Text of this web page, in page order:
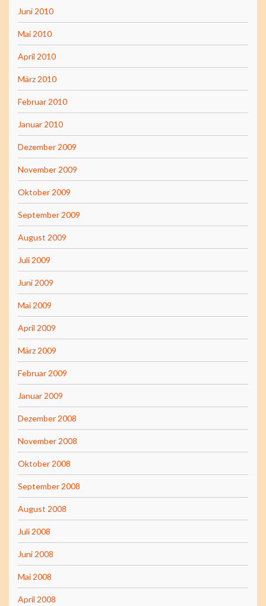
Juni 2010
Mai 2010
April 2010
März 2010
Februar 2010
Januar 2010
Dezember 2009
November 2009
Oktober 2009
September 2009
August 2009
Juli 2009
Juni 2009
Mai 2009
April 2009
März 2009
Februar 2009
Januar 2009
Dezember 2008
November 2008
Oktober 2008
September 2008
August 2008
Juli 2008
Juni 2008
Mai 2008
April 2008